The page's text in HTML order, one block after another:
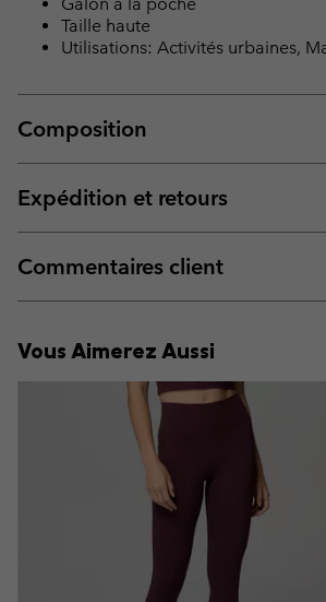
Galon à la poche
Taille haute
Utilisations: Activités urbaines,
Composition
Expédition et retours
Commentaires client
Vous Aimerez Aussi